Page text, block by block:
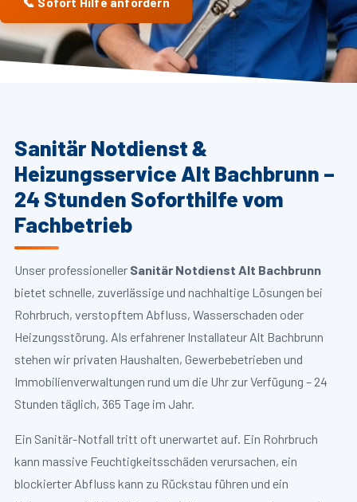
Sanitär Notdienst &
Heizungsservice Alt Bachbrunn –
24 Stunden Soforthilfe vom
Fachbetrieb
Unser professioneller Sanitär Notdienst Alt Bachbrunn
bietet schnelle, zuverlässige und nachhaltige Lösungen bei
Rohrbruch, verstopftem Abfluss, Wasserschaden oder
Heizungsstörung. Als erfahrener Installateur Alt Bachbrunn
stehen wir privaten Haushalten, Gewerbebetrieben und
Immobilienverwaltungen rund um die Uhr zur Verfügung – 24
Stunden täglich, 365 Tage im Jahr.
Ein Sanitär-Notfall tritt oft unerwartet auf. Ein Rohrbruch
kann massive Feuchtigkeitsschäden verursachen, ein
blockierter Abfluss kann zu Rückstau führen und ein